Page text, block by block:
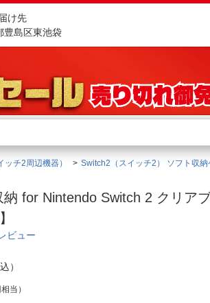
け先
豊島区東池袋
がす
らさがす
ート
チ2周辺機器） Switch2（スイッチ2） ソフト収納
for Nintendo Switch 2 クリア
ビュー
）
当）